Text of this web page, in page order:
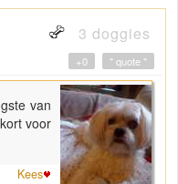
3 doggies
" quote "
+0
van
voor
Kees